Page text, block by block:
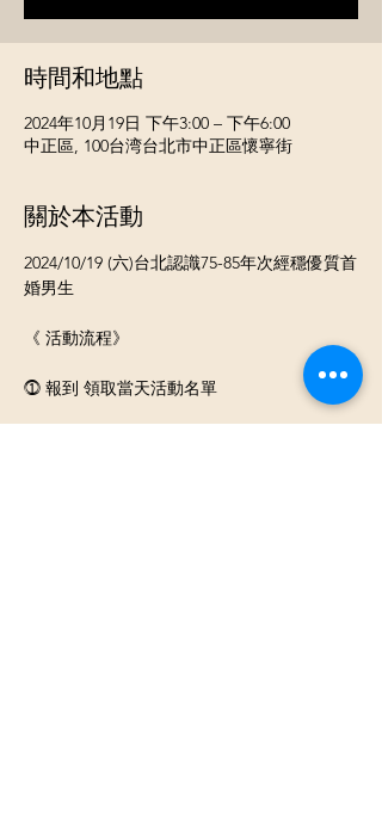
時間和地點
2024年10月19日 下午3:00 – 下午6:00
中正區, 100台湾台北市中正區懷寧街
關於本活動
2024/10/19 (六)台北認識75-85年次經穩優質首
婚男生
《 活動流程》
⓵ 報到 領取當天活動名單